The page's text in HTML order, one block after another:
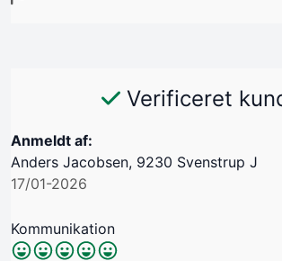
Verificeret
Anmeldt af:
Anders Jacobsen, 9230 Svenstrup J
17/01-2026
Kommunikation